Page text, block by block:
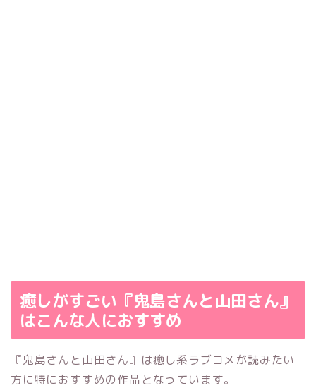
癒しがすごい『鬼島さんと山田さん』
はこんな人におすすめ
『鬼島さんと山田さん』は癒し系ラブコメが読みたい
方に特におすすめの作品となっています。